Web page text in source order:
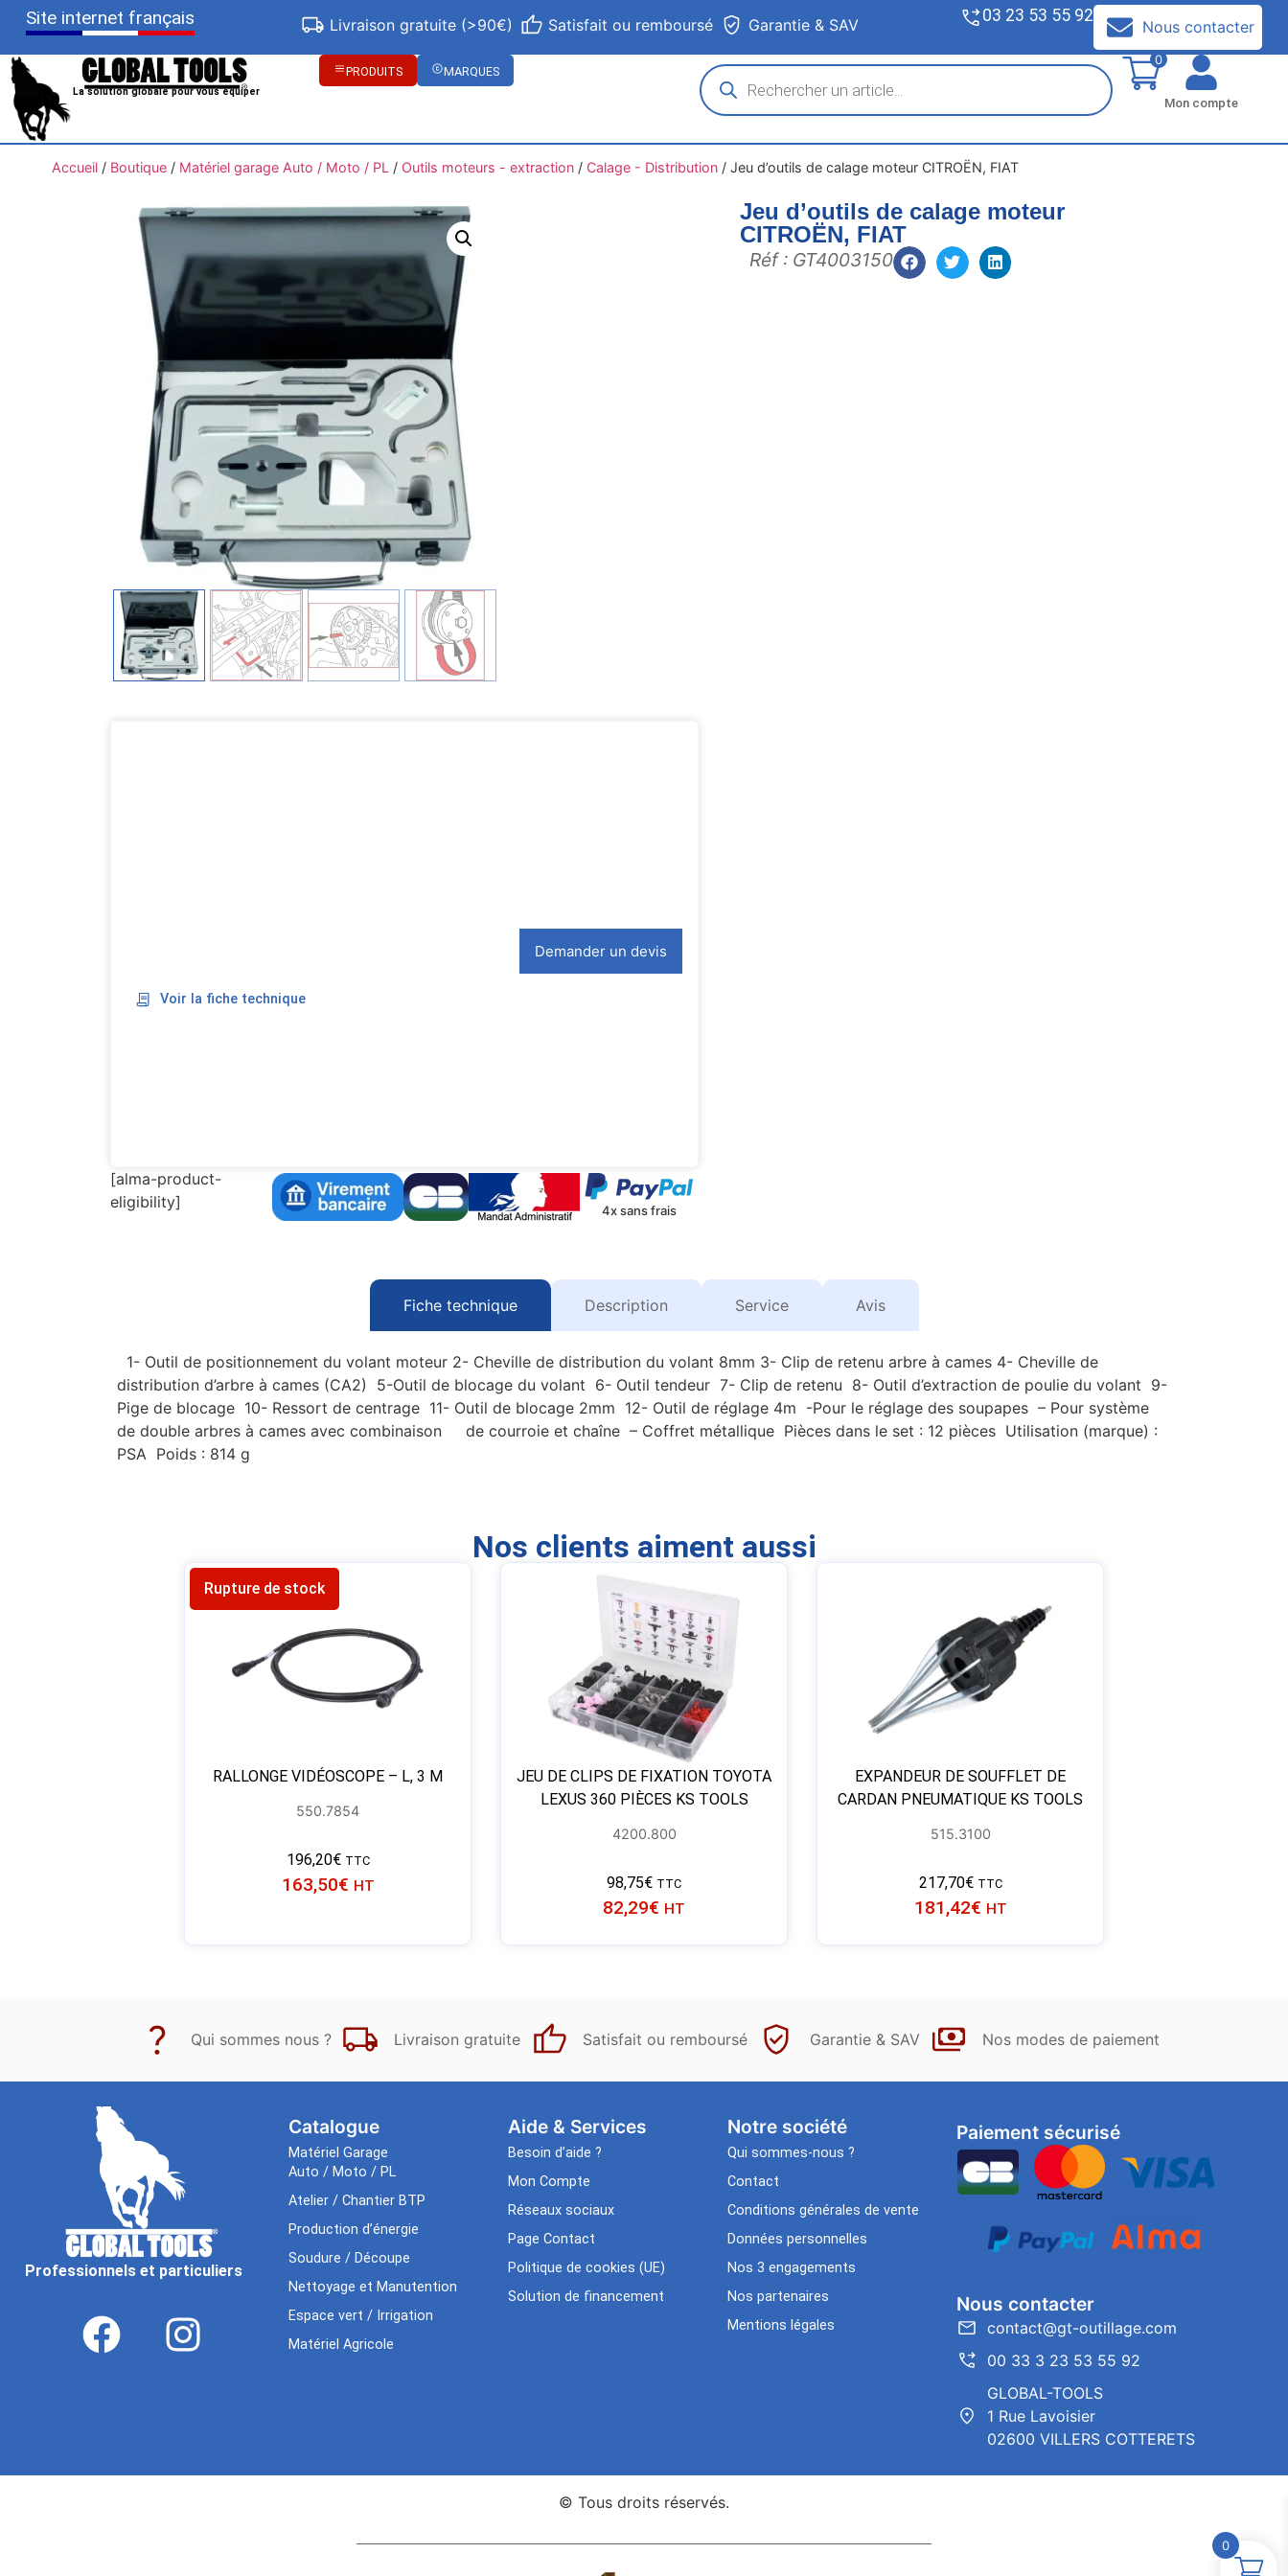
Site internet français Livraison gratuite (>90€) Satisfait ou remboursé Garantie & SAV 03 23 53 55 92
Nous contacter
La solution globale pour vous équiper
PRODUITS MARQUES
0
Mon compte
Accueil/ Boutique/ Matériel garage Auto / Moto / PL / Outils moteurs - extraction/ Calage - Distribution/ Jeu d’outils de calage moteur CITROËN, FIAT
Jeu d’outils de calage moteur
CITROËN, FIAT
Réf : GT4003150
Demander un devis
Voir la fiche technique
[alma-product-
eligibility]
4x sans frais
Fiche technique Description Service Avis
1- Outil de positionnement du volant moteur 2- Cheville de distribution du volant 8mm 3- Clip de retenu arbre à cames 4- Cheville de
distribution d’arbre à cames (CA2) 5-Outil de blocage du volant 6- Outil tendeur 7- Clip de retenu 8- Outil d’extraction de poulie du volant 9-
Pige de blocage 10- Ressort de centrage 11- Outil de blocage 2mm 12- Outil de réglage 4m -Pour le réglage des soupapes – Pour système
de double arbres à cames avec combinaison de courroie et chaîne – Coffret métallique Pièces dans le set : 12 pièces Utilisation (marque) :
PSA Poids : 814 g
Nos clients aiment aussi
Rupture de stock
RALLONGE VIDÉOSCOPE – L, 3 M
550.7854
196,20€ TTC
163,50€ HT
JEU DE CLIPS DE FIXATION TOYOTA
LEXUS 360 PIÈCES KS TOOLS
4200.800
98,75€ TTC
82,29€ HT
EXPANDEUR DE SOUFFLET DE
CARDAN PNEUMATIQUE KS TOOLS
515.3100
217,70€ TTC
181,42€ HT
Qui sommes nous ? Livraison gratuite Satisfait ou remboursé Garantie & SAV Nos modes de paiement
Professionnels et particuliers
Catalogue
Matériel Garage
Auto / Moto / PL
Atelier / Chantier BTP
Production d’énergie
Soudure / Découpe
Nettoyage et Manutention
Espace vert / Irrigation
Matériel Agricole
Aide & Services​
Besoin d’aide ?
Mon Compte
Réseaux sociaux
Page Contact
Politique de cookies (UE)
Solution de financement
Notre société
Qui sommes-nous ?
Contact
Conditions générales de vente
Données personnelles
Nos 3 engagements
Nos partenaires
Mentions légales
Paiement sécurisé
Nous contacter
contact@gt-outillage.com
00 33 3 23 53 55 92
GLOBAL-TOOLS
1 Rue Lavoisier
02600 VILLERS COTTERETS
© Tous droits réservés.
0